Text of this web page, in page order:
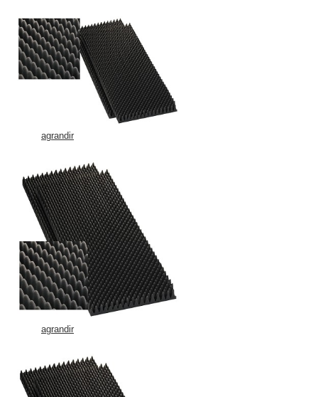
agrandir
agrandir